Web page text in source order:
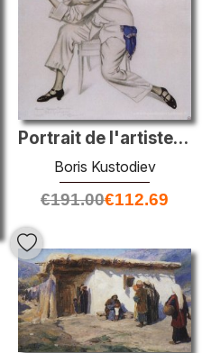
Portrait de l'artiste Nadezhda Komarovskaya
Boris Kustodiev
€191.00€112.69